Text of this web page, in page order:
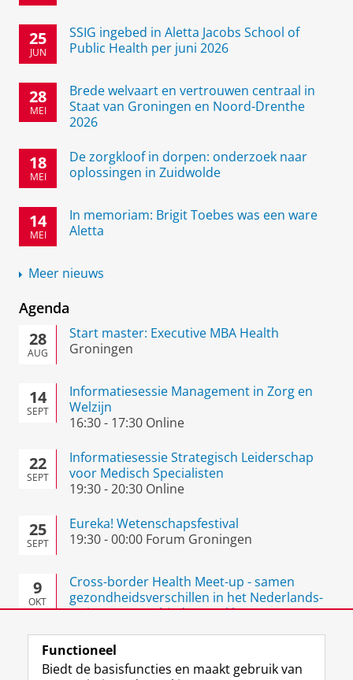
25
JUN
SSIG ingebed in Aletta Jacobs School of
Public Health per juni 2026
28
MEI
Brede welvaart en vertrouwen centraal in
Staat van Groningen en Noord-Drenthe
2026
18
MEI
De zorgkloof in dorpen: onderzoek naar
oplossingen in Zuidwolde
14
MEI
In memoriam: Brigit Toebes was een ware
Aletta
Meer nieuws
Agenda
28
AUG
Start master: Executive MBA Health
Groningen
14
SEPT
Informatiesessie Management in Zorg en
Welzijn
16:30- 17:30 Online
22
SEPT
Informatiesessie Strategisch Leiderschap
voor Medisch Specialisten
19:30-20:30 Online
25
SEPT
Eureka! Wetenschapsfestival
19:30-00:00 Forum Groningen
9
OKT
Cross-border Health Meet-up - samen
gezondheidsverschillen in het Nederlands-
Duitse grensgebied aanpakken
Duitsland
Functioneel
Biedt de basisfuncties en maakt gebruik van